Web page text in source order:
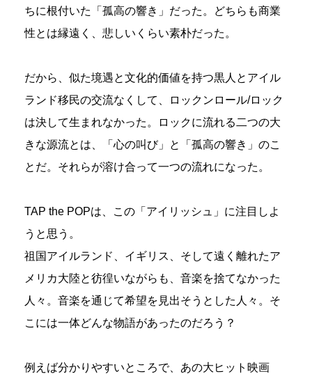
ちに根付いた「孤高の響き」だった。どちらも商業
性とは縁遠く、悲しいくらい素朴だった。
だから、似た境遇と文化的価値を持つ黒人とアイル
ランド移民の交流なくして、ロックンロール/ロック
は決して生まれなかった。ロックに流れる二つの大
きな源流とは、「心の叫び」と「孤高の響き」のこ
とだ。それらが溶け合って一つの流れになった。
TAP the POPは、この「アイリッシュ」に注目しよ
うと思う。
祖国アイルランド、イギリス、そして遠く離れたア
メリカ大陸と彷徨いながらも、音楽を捨てなかった
人々。音楽を通じて希望を見出そうとした人々。そ
こには一体どんな物語があったのだろう？
例えば分かりやすいところで、あの大ヒット映画